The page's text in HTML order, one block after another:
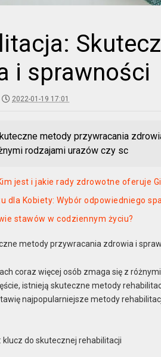
i sprawności
2022-01-19 17:01
metody przywracania
rodzajami urazów czy sc
jest i jakie rady zdrowotne oferuje
dla Kobiety: Wybór odpowiedniego
stawów w codziennym życiu?
metody przywracania zdrowia i
coraz więcej osób zmaga się z
istnieją skuteczne metody
najpopularniejsze metody
klucz do skutecznej rehabilitacji